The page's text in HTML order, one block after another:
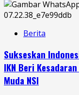
Berita
Sukseskan
IKN Beri
Muda NSI